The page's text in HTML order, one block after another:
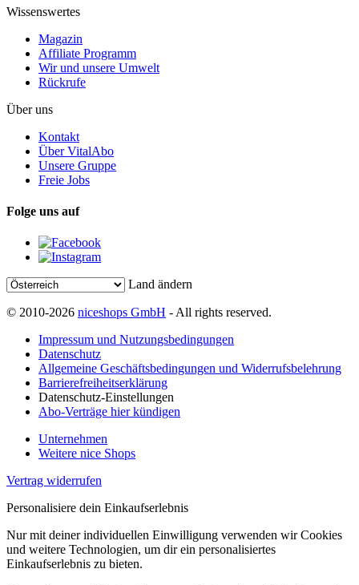
Wissenswertes
Magazin
Affiliate Programm
Wir und unsere Umwelt
Rückrufe
Über uns
Kontakt
Über VitalAbo
Unsere Gruppe
Freie Jobs
Folge uns auf
Land ändern
© 2010-2026 niceshops GmbH - All rights reserved.
Impressum und Nutzungsbedingungen
Datenschutz
Allgemeine Geschäftsbedingungen und Widerrufsbelehrung
Barrierefreiheitserklärung
Datenschutz-Einstellungen
Abo-Verträge hier kündigen
Unternehmen
Weitere nice Shops
Vertrag widerrufen
Personalisiere dein Einkaufserlebnis
Nur mit deiner individuellen Einwilligung verwenden wir Cookies
und weitere Technologien, um dir ein personalisiertes
Einkaufserlebnis zu bieten.